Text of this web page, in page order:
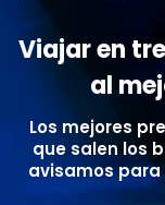
Viajar en
al
Los mejores
que salen los
avisamos para